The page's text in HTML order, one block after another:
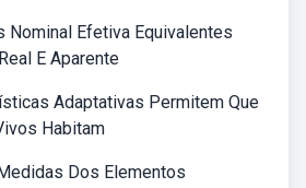
Nominal Efetiva Equivalentes
E Aparente
Adaptativas Permitem Que
Habitam
Dos Elementos